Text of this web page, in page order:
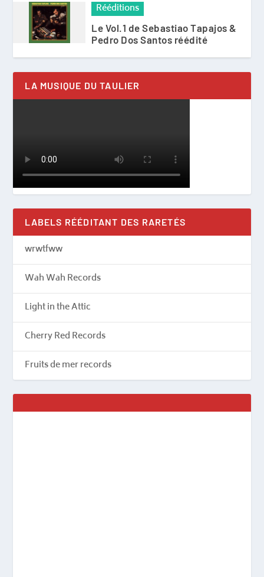
Rééditions
Le Vol.1 de Sebastiao Tapajos &
Pedro Dos Santos réédité
LA MUSIQUE DU TAULIER
LABELS RÉÉDITANT DES RARETÉS
wrwtfww
Wah Wah Records
Light in the Attic
Cherry Red Records
Fruits de mer records